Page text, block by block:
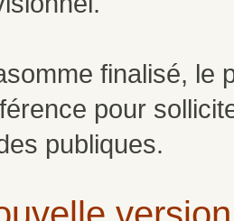
finalisé, le
pour
publiques.